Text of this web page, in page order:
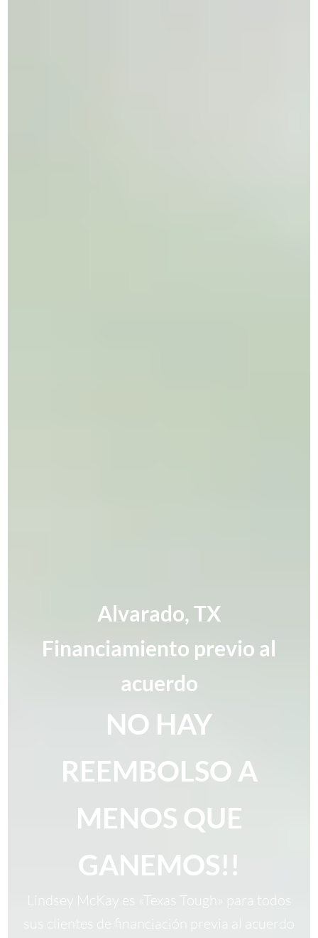
Alvarado, TX
Financiamiento previo al
acuerdo
NO HAY
REEMBOLSO A
MENOS QUE
GANEMOS!!
Lindsey McKay es «Texas Tough» para todos
sus clientes de financiación previa al acuerdo